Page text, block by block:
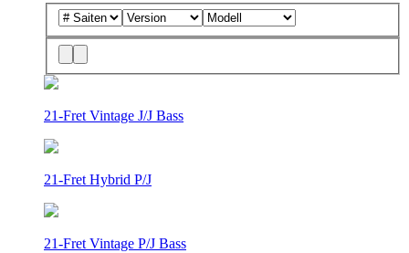
21-Fret Vintage J/J Bass
21-Fret Hybrid P/J
21-Fret Vintage P/J Bass